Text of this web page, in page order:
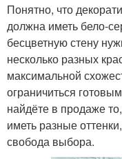
Понятно, что
должна иметь бело-
бесцветную стену
несколько разных
максимальной
ограничиться
найдёте в продаже
иметь разные
свобода выбора.